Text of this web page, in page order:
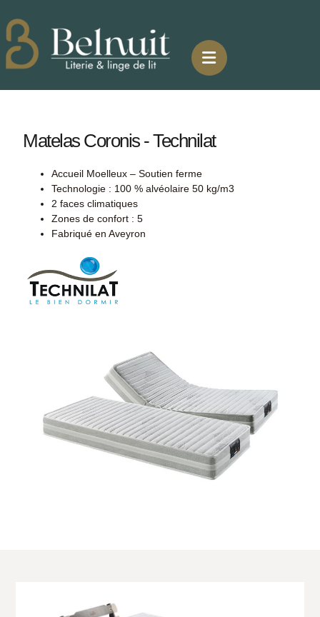
Matelas Coronis - Technilat
Accueil Moelleux – Soutien ferme
Technologie : 100 % alvéolaire 50 kg/m3
2 faces climatiques
Zones de confort : 5
Fabriqué en Aveyron